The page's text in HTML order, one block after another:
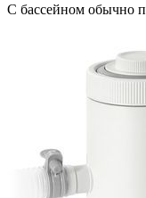
C бассейном обычно